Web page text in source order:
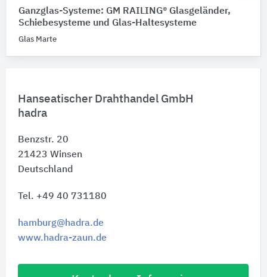
Hanseatischer Drahthandel GmbH
hadra
Benzstr. 20
21423 Winsen
Deutschland
Tel. +49 40 731180
hamburg@hadra.de
www.hadra-zaun.de
Ganzglas-Systeme: GM RAILING® Glasgeländer,
Schiebesysteme und Glas-Haltesysteme
Glas Marte